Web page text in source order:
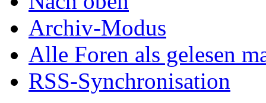
Archiv-Modus
Alle Foren als gelesen
RSS-Synchronisation